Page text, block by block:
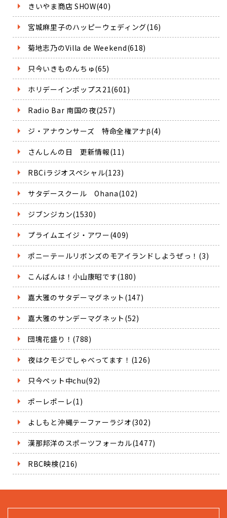
きいやま商店 SHOW(40)
宮城麻里子のハッピーウェディング(16)
菊地志乃のVilla de Weekend(618)
只今いきものんちゅ(65)
ホリデーインポップス21(601)
Radio Bar 南国の夜(257)
ジ・アナウンサーズ 特命全権アナβ(4)
さんしんの日 更新情報(11)
RBCiラジオスペシャル(123)
サタデースクール Ohana(102)
ジブンジカン(1530)
プライムエイジ・アワー(409)
ポニーテールリボンズのモアイランドしようぜっ！(3)
こんばんは！小山康昭です(180)
嘉大雅のサタデーマグネット(147)
嘉大雅のサンデーマグネット(52)
団塊花盛り！(788)
夜はクモジでしゃべってます！(126)
只今ペット中chu(92)
ポーレポーレ(1)
よしもと沖縄テーファーラジオ(302)
漢那邦洋のスポーツフォーカル(1477)
RBC映検(216)